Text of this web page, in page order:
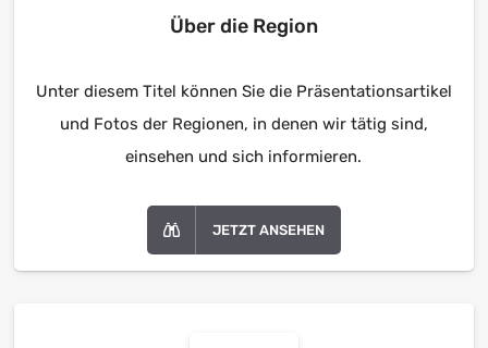
Über die Region
Unter diesem Titel können Sie die Präsentationsartikel
und Fotos der Regionen, in denen wir tätig sind,
einsehen und sich informieren.
JETZT ANSEHEN